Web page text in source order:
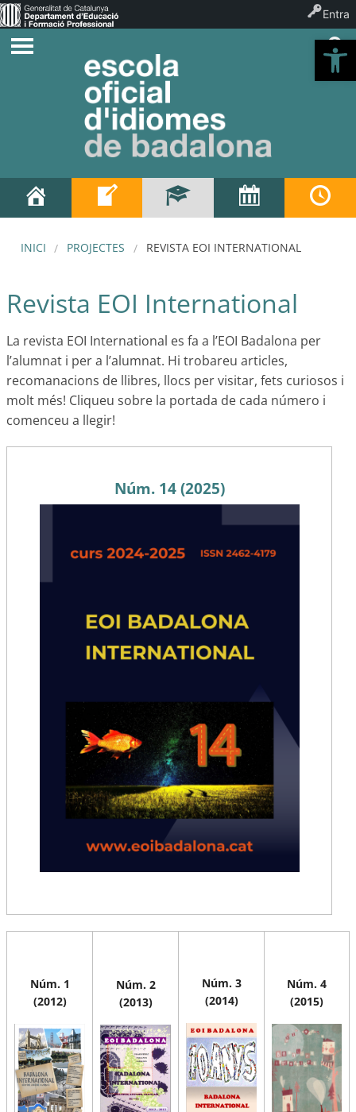
INICI PROJECTES REVISTA EOI INTERNATIONAL
Revista EOI International
La revista EOI International es fa a l’EOI Badalona per
l’alumnat i per a l’alumnat. Hi trobareu articles,
recomanacions de llibres, llocs per visitar, fets curiosos i
molt més! Cliqueu sobre la portada de cada número i
comenceu a llegir!
Núm. 14 (2025)
Núm. 1
(2012)
Núm. 2
(2013)
Núm. 3
(2014)
Núm. 4
(2015)
Entra